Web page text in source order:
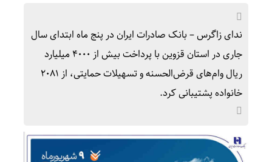
ندای زاگرس – بانک صادرات ایران در پنج ماه ابتدای سال
جاری در استان قزوین با پرداخت بیش از ۴۰۰۰ میلیارد
ریال وام‌های قرض‌الحسنه و تسهیلات حمایتی، از ۲۰۸۱
خانواده پشتیبانی کرد.